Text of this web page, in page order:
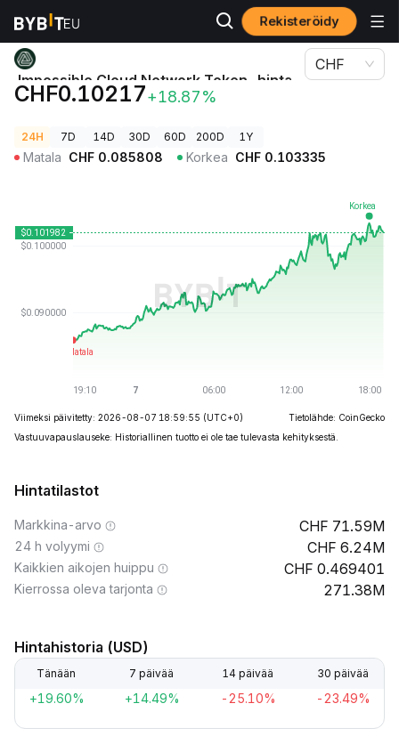
Rekisteröidy
Kryptohinnat Impossible Cloud Network Token-hinta ICNT
Impossible Cloud Network Token-hinta
ICNT
CHF0.10217+18.87%
CHF
24H 7D 14D 30D 60D 200D 1Y
Matala CHF 0.085808 Korkea CHF 0.103335
Viimeksi päivitetty: 2026-08-07 18:59:55 (UTC+0)
Tietolähde: CoinGecko
Vastuuvapauslauseke: Historiallinen tuotto ei ole tae tulevasta kehityksestä.
Hintatilastot
Markkina-arvo 71.59M
24 h volyymi 6.24M
Kaikkien aikojen huippu 0.469401
Kierrossa oleva tarjonta 271.38M
Hintahistoria (USD)
Tänään 7 päivää 14 päivää 30 päivää
+19.60% +14.49% -25.10% -23.49%